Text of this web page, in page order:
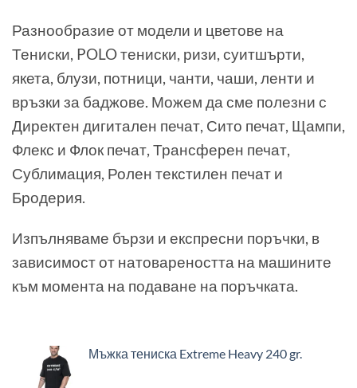
Разнообразие от модели и цветове на
Тениски, POLO тениски, ризи, суитшърти,
якета, блузи, потници, чанти, чаши, ленти и
връзки за баджове. Можем да сме полезни с
Директен дигитален печат, Сито печат, Щампи,
Флекс и Флок печат, Трансферен печат,
Сублимация, Ролен текстилен печат и
Бродерия.
Изпълняваме бързи и експресни поръчки, в
зависимост от натовареността на машините
към момента на подаване на поръчката.
Мъжка тениска Extreme Heavy 240 gr.